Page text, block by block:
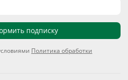
подписку
Политика обработки